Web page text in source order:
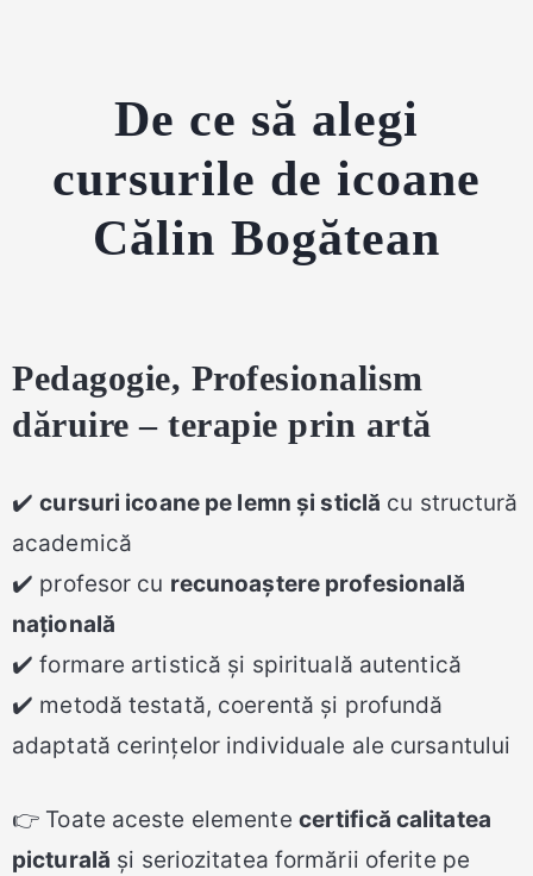
De ce să alegi
cursurile de icoane
Călin Bogătean
Pedagogie, Profesionalism
dăruire – terapie prin artă
✔️cursuri icoane pe lemn și sticlă cu structură
academică
✔️ profesor cu recunoaștere profesională
națională
✔️ formare artistică și spirituală autentică
✔️ metodă testată, coerentă și profundă
adaptată cerințelor individuale ale cursantului
👉 Toate aceste elemente certifică calitatea
picturală și seriozitatea formării oferite pe